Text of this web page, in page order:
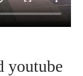
youtube